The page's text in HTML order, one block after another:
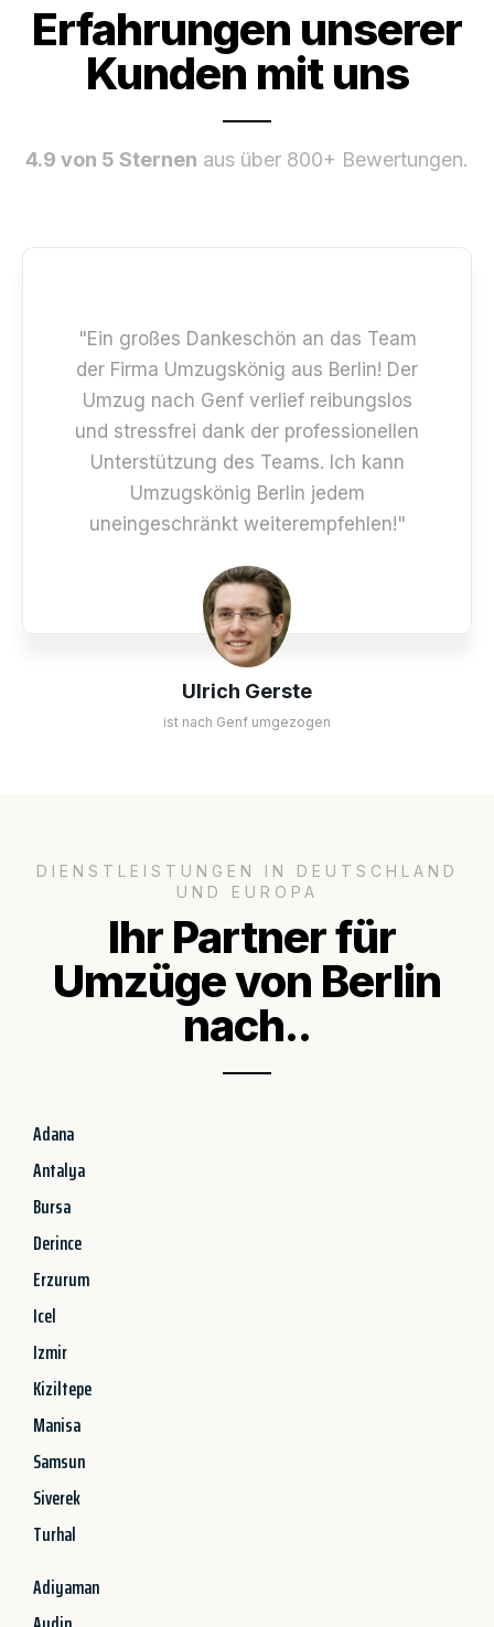
Erfahrungen unserer
Kunden mit uns
4.9 von 5 Sternen aus über 800+ Bewertungen.
Ulrich Gerste
ist nach Genf umgezogen
"Ein großes Dankeschön an das Team
der Firma Umzugskönig aus Berlin! Der
Umzug nach Genf verlief reibungslos
und stressfrei dank der professionellen
Unterstützung des Teams. Ich kann
Umzugskönig Berlin jedem
uneingeschränkt weiterempfehlen!"
DIENSTLEISTUNGEN IN DEUTSCHLAND
UND EUROPA
Ihr Partner für
Umzüge von Berlin
nach..
Adana
Antalya
Bursa
Derince
Erzurum
Icel
Izmir
Kiziltepe
Manisa
Samsun
Siverek
Turhal
Adiyaman